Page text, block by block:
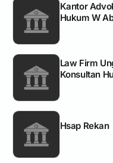
Kantor
Hukum W
Law Firm
Konsultan
Hsap Rekan